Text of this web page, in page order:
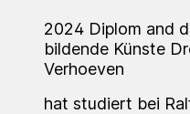
2024 Diplom and
bildende Künste
Verhoeven
hat studiert bei